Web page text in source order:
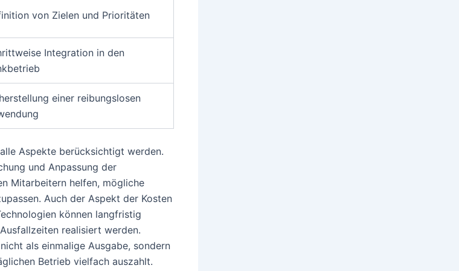
von Zielen und Prioritäten
Integration in den
einer reibungslosen
Aspekte berücksichtigt werden.
und Anpassung der
Mitarbeitern helfen, mögliche
Auch der Aspekt der Kosten
können langfristig
realisiert werden.
als einmalige Ausgabe, sondern
Betrieb vielfach auszahlt.